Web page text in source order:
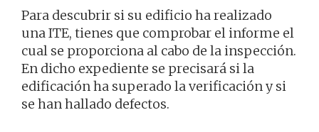
Para descubrir si su edificio ha realizado
una ITE, tienes que comprobar el informe el
cual se proporciona al cabo de la inspección.
En dicho expediente se precisará si la
edificación ha superado la verificación y si
se han hallado defectos.